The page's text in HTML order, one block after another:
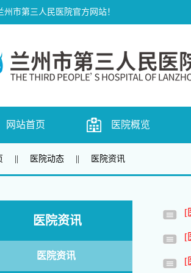
州市第三人民医院官方网站！
网站首页 医院概览
医院动态 医院资讯
医院资讯
医院资讯
[
[
[